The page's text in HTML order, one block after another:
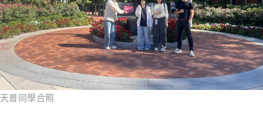
天普同學合照